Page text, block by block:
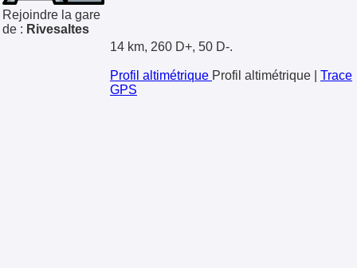
Rejoindre la gare
de : Rivesaltes
14 km, 260 D+, 50 D-.
Profil altimétrique Profil altimétrique
Trace
GPS